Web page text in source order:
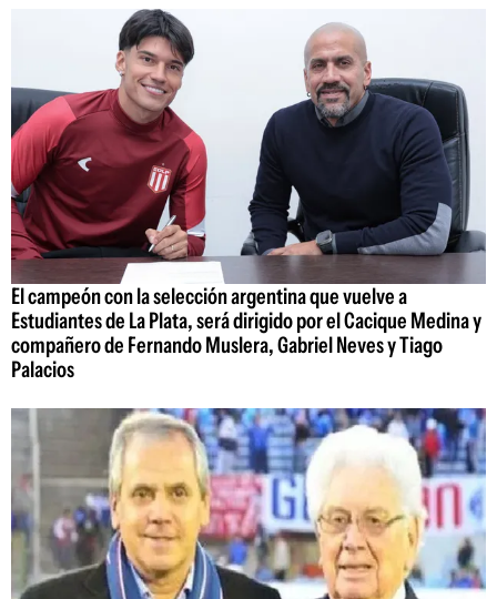
El campeón con la selección argentina que vuelve a
Estudiantes de La Plata, será dirigido por el Cacique Medina y
compañero de Fernando Muslera, Gabriel Neves y Tiago
Palacios